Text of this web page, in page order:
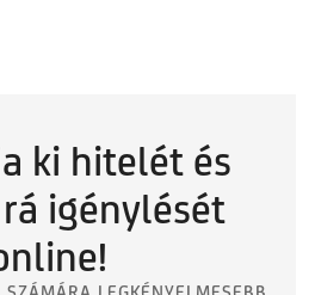
ki hitelét és
igénylését